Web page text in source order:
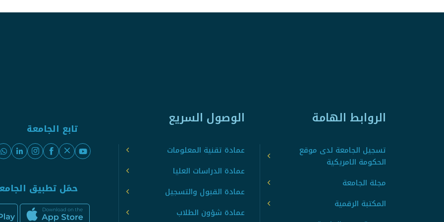
الروابط الهامة
تسجيل الجامعة لدى موقع
الحكومة الامريكية
مجلة الجامعة
المكتبة الرقمية
الوصول السريع
عمادة تقنية المعلومات
عمادة الدراسات العليا
عمادة القبول والتسجيل
عمادة شؤون الطلاب
تابع الجامعة
حمّل تطبيق